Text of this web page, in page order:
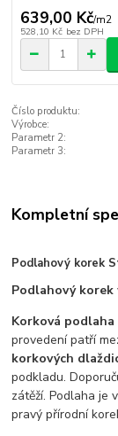
639,00 Kč/m2
528,10 Kč bez DPH
Číslo produktu:
Výrobce:
Parametr 2:
Parametr 3:
Kompletní
Podlahový korek
Podlahový korek
Korková podlaha
provedení patří
korkových
podkladu.
zátěží. Podlaha je
pravý přírodní